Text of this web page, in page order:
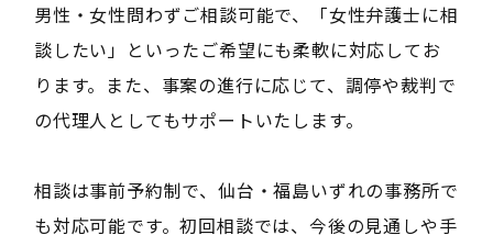
男性・女性問わずご相談可能で、「女性弁護士に相
談したい」といったご希望にも柔軟に対応してお
ります。また、事案の進行に応じて、調停や裁判で
の代理人としてもサポートいたします。
相談は事前予約制で、仙台・福島いずれの事務所で
も対応可能です。初回相談では、今後の見通しや手